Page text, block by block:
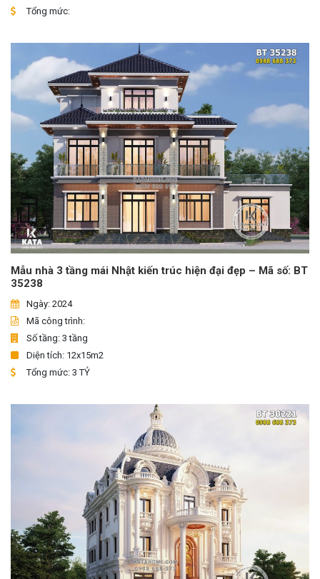
Tổng mức:
Mẫu nhà 3 tầng mái Nhật kiến trúc hiện đại đẹp – Mã số: BT
35238
Ngày: 2024
Mã công trình:
Số tầng: 3 tầng
Diện tích: 12x15m2
Tổng mức: 3 TỶ